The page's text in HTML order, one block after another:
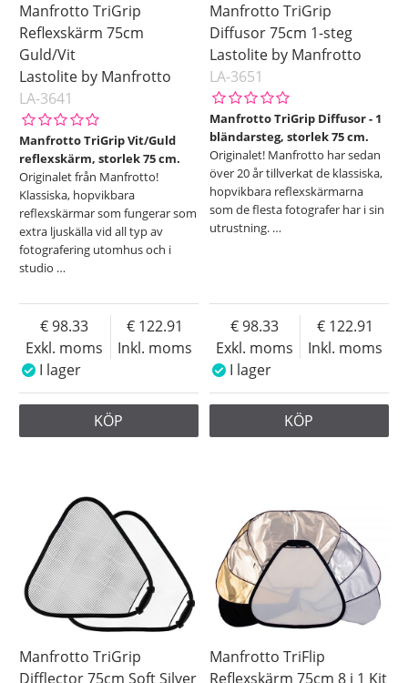
Manfrotto TriGrip
Reflexskärm 75cm
Guld/Vit
Lastolite by Manfrotto
LA-3641
Manfrotto TriGrip Vit/Guld
reflexskärm, storlek 75 cm.
Originalet från Manfrotto!
Klassiska, hopvikbara
reflexskärmar som fungerar som
extra ljuskälla vid all typ av
fotografering utomhus och i
studio …
Exkl. moms
98.33
Inkl. moms
122.91
I lager
KÖP
Manfrotto TriGrip
Diffusor 75cm 1-steg
Lastolite by Manfrotto
LA-3651
Manfrotto TriGrip Diffusor - 1
bländarsteg, storlek 75 cm.
Originalet! Manfrotto har sedan
över 20 år tillverkat de klassiska,
hopvikbara reflexskärmarna
som de flesta fotografer har i sin
utrustning. …
Exkl. moms
98.33
Inkl. moms
122.91
I lager
KÖP
Manfrotto TriGrip
Difflector 75cm Soft Silver
Manfrotto TriFlip
Reflexskärm 75cm 8 i 1 Kit